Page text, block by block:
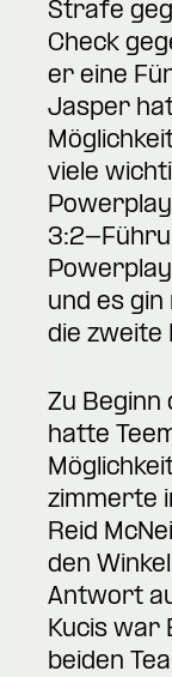
Strafe
Check
er eine
Jasper
viele
3:2-
und es
die zweite
Zu Beginn
hatte
zimmerte
Reid
den
Antwort
Kucis war
beiden